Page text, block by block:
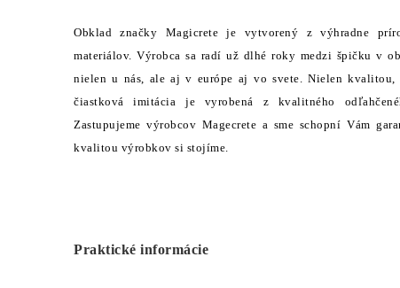
Obklad značky Magicrete je vytvorený z výhradne
materiálov. Výrobca sa radí už dlhé roky medzi špičku v
nielen u nás, ale aj v európe aj vo svete. Nielen kvalitou,
čiastková imitácia je vyrobená z kvalitného
Zastupujeme výrobcov Magecrete a sme schopní Vám
kvalitou výrobkov si stojíme.
Praktické informácie